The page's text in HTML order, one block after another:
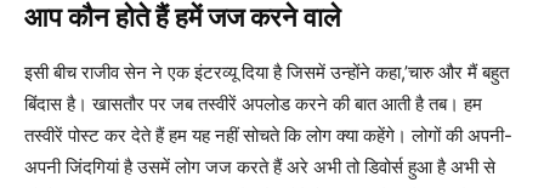
आप कौन होते हैं हमें जज करने वाले
इसी बीच राजीव सेन ने एक इंटरव्यू दिया है जिसमें उन्होंने कहा,’चारु और मैं बहुत
बिंदास है। खासतौर पर जब तस्वीरें अपलोड करने की बात आती है तब। हम
तस्वीरें पोस्ट कर देते हैं हम यह नहीं सोचते कि लोग क्या कहेंगे। लोगों की अपनी-
अपनी जिंदगियां है उसमें लोग जज करते हैं अरे अभी तो डिवोर्स हुआ है अभी से